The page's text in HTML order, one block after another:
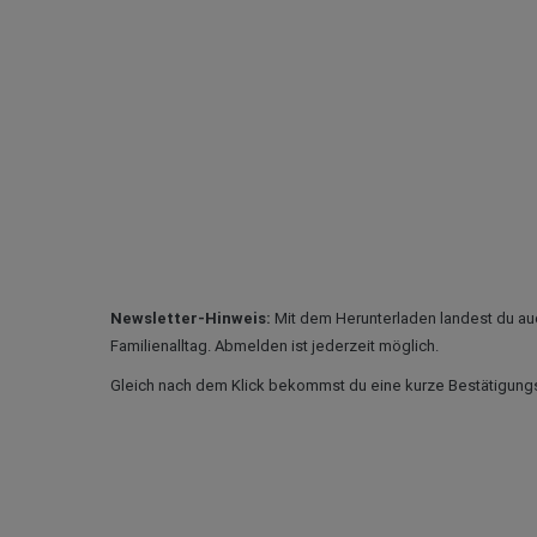
Newsletter-Hinweis: Mit dem Herunterladen landest du
Familienalltag. Abmelden ist jederzeit möglich.
Gleich nach dem Klick bekommst du eine kurze